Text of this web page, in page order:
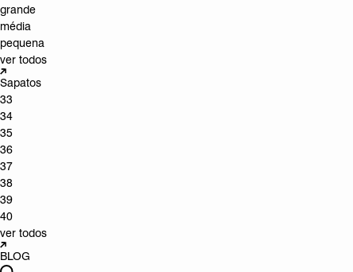
grande
média
pequena
ver todos
Sapatos
33
34
35
36
37
38
39
40
ver todos
BLOG